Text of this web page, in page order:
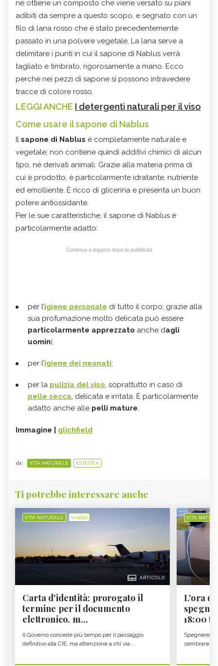
ne ottiene un composto che viene versato su piani
adibiti da sempre a questo scopo, e segnato con un
filo di lana rosso che è stato precedentemente
passato in una polvere vegetale. La lana serve a
delimitare i punti in cui il sapone di Nablus verrà
tagliato e timbrato, rigorosamente a mano. Ecco
perché nei pezzi di sapone si possono intravedere
tracce di colore rosso.
LEGGI ANCHE I detergenti naturali per il viso
Come usare il sapone di Nablus
Il sapone di Nablus è completamente naturale e
vegetale; non contiene quindi additivi chimici di alcun
tipo, né derivati animali. Grazie alla materia prima di
cui è prodotto, è particolarmente idratante, nutriente
ed emolliente. È ricco di glicerina e presenta un buon
potere antiossidante.
Per le sue caratteristiche, il sapone di Nablus è
particolarmente adatto:
Continua a leggere dopo la pubblicità
per l’igiene personale di tutto il corpo; grazie alla
sua profumazione molto delicata può essere
particolarmente apprezzato anche dagli
uomini;
per l’igiene dei neonati;
per la pulizia del viso, soprattutto in caso di
pelle secca, delicata e irritata. È particolarmente
adatto anche alle pelli mature.
Immagine | glichfield
da: VITA NATURALE ESTETICA
Ti potrebbe interessare anche
VITA NATURALE VIAGGI
ARTICOLO
Carta d'identità: prorogato il
termine per il documento
elettronico, m...
Il Governo concede più tempo per il passaggio
definitivo alla CIE, ma attenzione a chi via...
VITA
L'ora
18:00 ti
Spegnere lo
sembrare